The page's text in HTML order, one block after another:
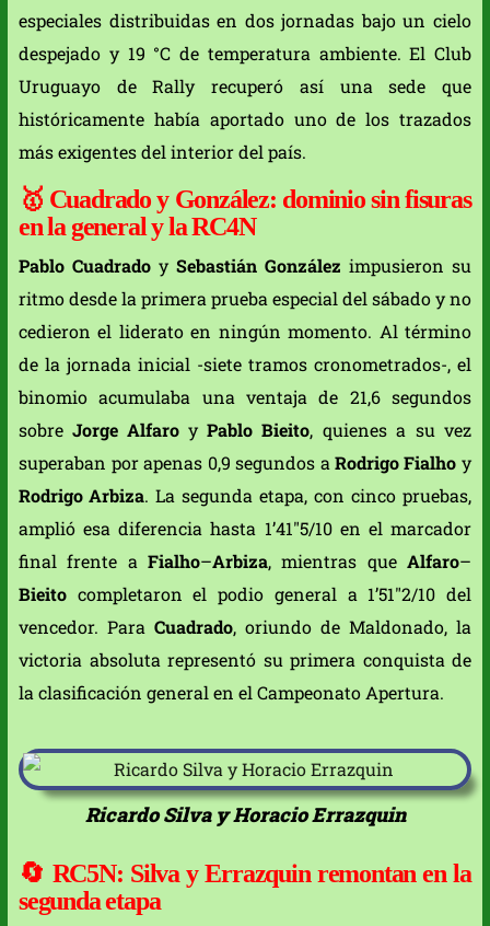
especiales distribuidas en dos jornadas bajo un cielo
despejado y 19 °C de temperatura ambiente. El Club
Uruguayo de Rally recuperó así una sede que
históricamente había aportado uno de los trazados
más exigentes del interior del país.
🥇 Cuadrado y González: dominio sin fisuras
en la general y la RC4N
Pablo Cuadrado y Sebastián González impusieron su
ritmo desde la primera prueba especial del sábado y no
cedieron el liderato en ningún momento. Al término
de la jornada inicial -siete tramos cronometrados-, el
binomio acumulaba una ventaja de 21,6 segundos
sobre Jorge Alfaro y Pablo Bieito, quienes a su vez
superaban por apenas 0,9 segundos a Rodrigo Fialho y
Rodrigo Arbiza. La segunda etapa, con cinco pruebas,
amplió esa diferencia hasta 1’41″5/10 en el marcador
final frente a Fialho–Arbiza, mientras que Alfaro–
Bieito completaron el podio general a 1’51″2/10 del
vencedor. Para Cuadrado, oriundo de Maldonado, la
victoria absoluta representó su primera conquista de
la clasificación general en el Campeonato Apertura.
Ricardo Silva y Horacio Errazquin
🔄 RC5N: Silva y Errazquin remontan en la
segunda etapa